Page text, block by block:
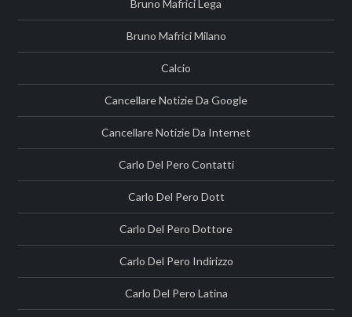
Bruno Mafrici Lega
Bruno Mafrici Milano
Calcio
Cancellare Notizie Da Google
Cancellare Notizie Da Internet
Carlo Del Pero Contatti
Carlo Del Pero Dott
Carlo Del Pero Dottore
Carlo Del Pero Indirizzo
Carlo Del Pero Latina